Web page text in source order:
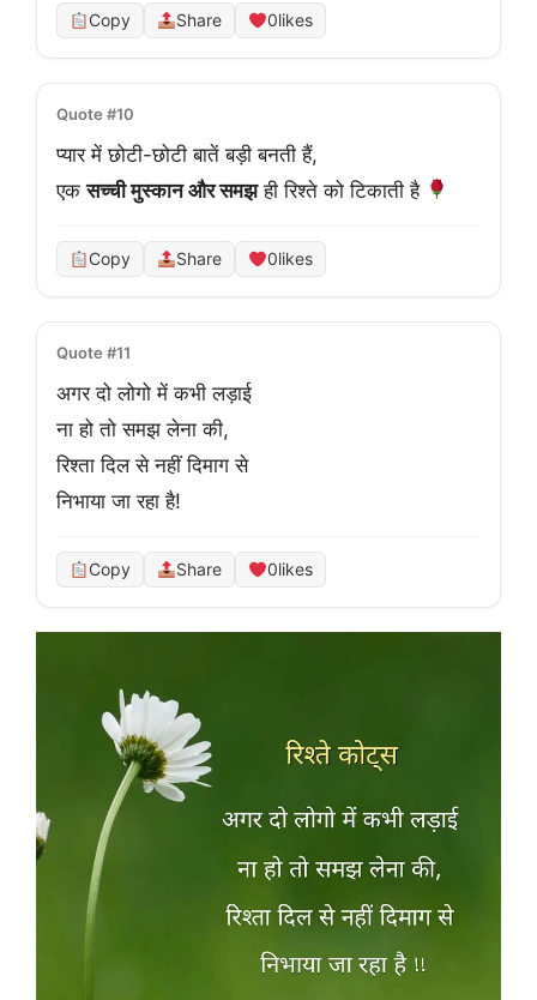
Copy Share 0likes
Quote #10
प्यार में छोटी-छोटी बातें बड़ी बनती हैं,
एक सच्ची मुस्कान और समझ ही रिश्ते को टिकाती है
Copy Share 0likes
Quote #11
अगर दो लोगो में कभी लड़ाई
ना हो तो समझ लेना की,
रिश्ता दिल से नहीं दिमाग से
निभाया जा रहा है!
Copy Share 0likes